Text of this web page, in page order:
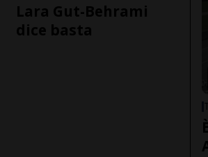
Lara Gut-Behrami
dice basta